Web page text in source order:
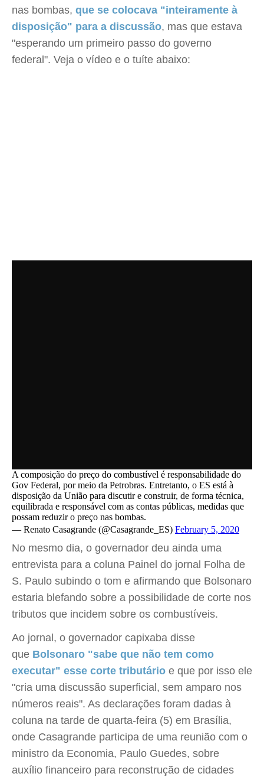
nas bombas, que se colocava "inteiramente à
disposição" para a discussão, mas que estava
"esperando um primeiro passo do governo
federal". Veja o vídeo e o tuíte abaixo:
A composição do preço do combustível é responsabilidade do
Gov Federal, por meio da Petrobras. Entretanto, o ES está à
disposição da União para discutir e construir, de forma técnica,
equilibrada e responsável com as contas públicas, medidas que
possam reduzir o preço nas bombas.
— Renato Casagrande (@Casagrande_ES) February 5, 2020
No mesmo dia, o governador deu ainda uma
entrevista para a coluna Painel do jornal Folha de
S. Paulo subindo o tom e afirmando que Bolsonaro
estaria blefando sobre a possibilidade de corte nos
tributos que incidem sobre os combustíveis.
Ao jornal, o governador capixaba disse
que Bolsonaro "sabe que não tem como
executar" esse corte tributário e que por isso ele
"cria uma discussão superficial, sem amparo nos
números reais". As declarações foram dadas à
coluna na tarde de quarta-feira (5) em Brasília,
onde Casagrande participa de uma reunião com o
ministro da Economia, Paulo Guedes, sobre
auxílio financeiro para reconstrução de cidades